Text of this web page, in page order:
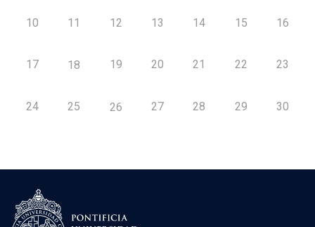
10 11 12 13 14 15 16
17 18 19 20 21 22 23
24 25 26 27 28 29 30